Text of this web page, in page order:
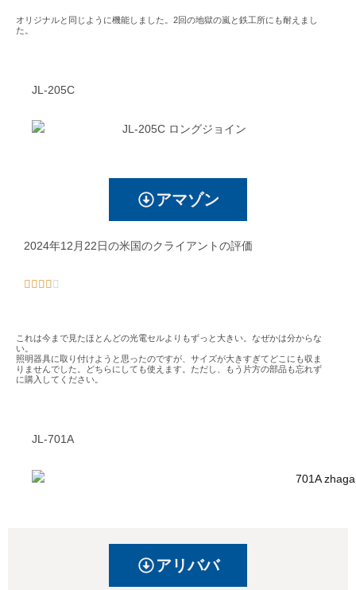
オリジナルと同じように機能しました。2回の地獄の嵐と鉄工所にも耐えまし
た。
JL-205C
アマゾン
2024年12月22日の米国のクライアントの評価

これは今まで見たほとんどの光電セルよりもずっと大きい。なぜかは分からな
い。
照明器具に取り付けようと思ったのですが、サイズが大きすぎてどこにも収ま
りませんでした。どちらにしても使えます。ただし、もう片方の部品も忘れず
に購入してください。
JL-701A
アリババ